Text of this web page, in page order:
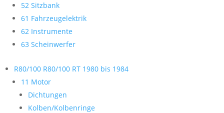
52 Sitzbank
61 Fahrzeugelektrik
62 Instrumente
63 Scheinwerfer
R80/100 R80/100 RT 1980 bis 1984
11 Motor
Dichtungen
Kolben/Kolbenringe